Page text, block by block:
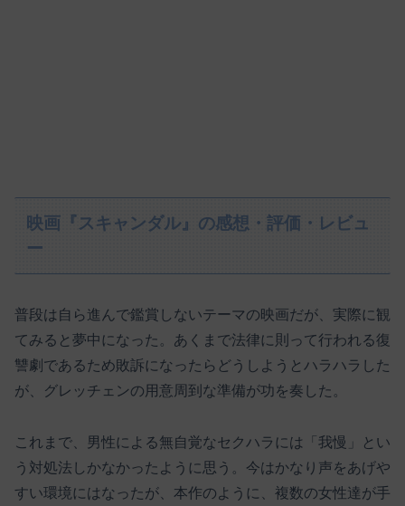
映画『スキャンダル』の感想・評価・レビュ
ー
普段は自ら進んで鑑賞しないテーマの映画だが、実際に観
てみると夢中になった。あくまで法律に則って行われる復
讐劇であるため敗訴になったらどうしようとハラハラした
が、グレッチェンの用意周到な準備が功を奏した。
これまで、男性による無自覚なセクハラには「我慢」とい
う対処法しかなかったように思う。今はかなり声をあげや
すい環境にはなったが、本作のように、複数の女性達が手